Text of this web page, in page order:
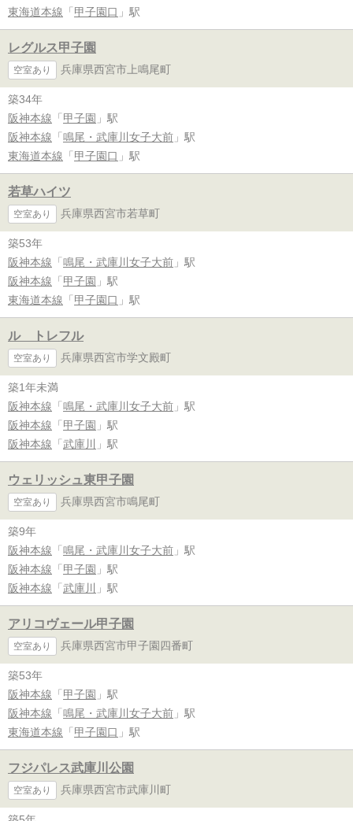
東海道本線 「 甲子園口 」駅
レグルス甲子園
空室あり 兵庫県西宮市上鳴尾町
築34年
阪神本線 「 甲子園 」駅
阪神本線 「 鳴尾・武庫川女子大前 」駅
東海道本線 「 甲子園口 」駅
若草ハイツ
空室あり 兵庫県西宮市若草町
築53年
阪神本線 「 鳴尾・武庫川女子大前 」駅
阪神本線 「 甲子園 」駅
東海道本線 「 甲子園口 」駅
ル トレフル
空室あり 兵庫県西宮市学文殿町
築1年未満
阪神本線 「 鳴尾・武庫川女子大前 」駅
阪神本線 「 甲子園 」駅
阪神本線 「 武庫川 」駅
ウェリッシュ東甲子園
空室あり 兵庫県西宮市鳴尾町
築9年
阪神本線 「 鳴尾・武庫川女子大前 」駅
阪神本線 「 甲子園 」駅
阪神本線 「 武庫川 」駅
アリコヴェール甲子園
空室あり 兵庫県西宮市甲子園四番町
築53年
阪神本線 「 甲子園 」駅
阪神本線 「 鳴尾・武庫川女子大前 」駅
東海道本線 「 甲子園口 」駅
フジパレス武庫川公園
空室あり 兵庫県西宮市武庫川町